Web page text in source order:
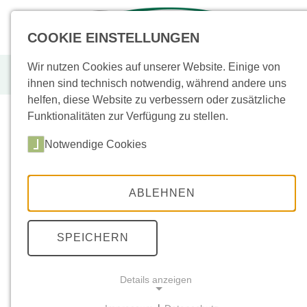
+49
Oase, Wasserspielpumpe
Sortiment(Neu/
(33)
Sockel (3)
Keramik (72)
Poolplatten (3)
COOKIE EINSTELLUNGEN
Wir nutzen Cookies auf unserer Website. Einige von
ihnen sind technisch notwendig, während andere uns
helfen, diese Website zu verbessern oder zusätzliche
Funktionalitäten zur Verfügung zu stellen.
Notwendige Cookies
ABLEHNEN
SPEICHERN
Details anzeigen